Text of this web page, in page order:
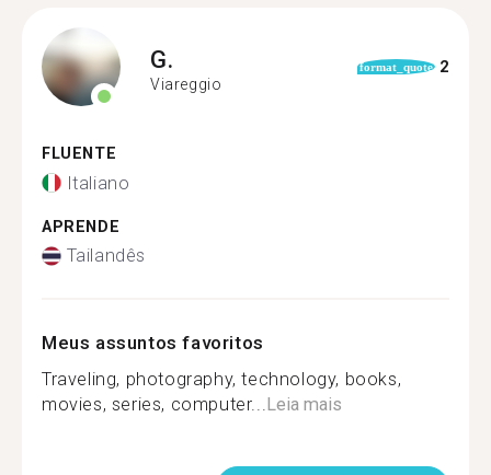
G.
Viareggio
format_quote 2
FLUENTE
Italiano
APRENDE
Tailandês
Meus assuntos favoritos
Traveling, photography, technology, books,
movies, series, computer...Leia mais